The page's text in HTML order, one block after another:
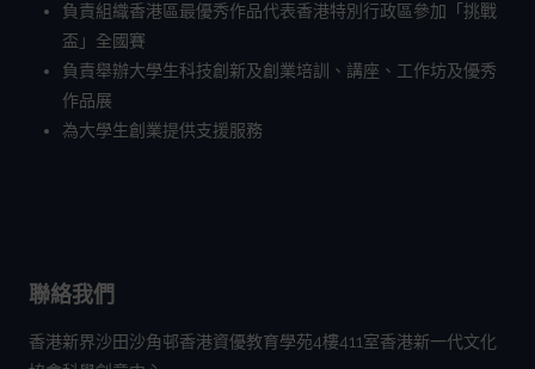
負責組織香港區最優秀作品代表香港特別行政區參加「挑戰
盃」全國賽
負責舉辦大學生科技創新及創業培訓、講座、工作坊及優秀
作品展
為大學生創業提供支援服務
聯絡我們
香港新界沙田沙角邨香港資優教育學苑4樓411室香港新一代文化